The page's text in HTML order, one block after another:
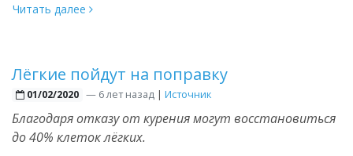
Читать далее
Лёгкие пойдут на поправку
01/02/2020 —6 лет назад | Источник
Благодаря отказу от курения могут восстановиться
до 40% клеток лёгких.